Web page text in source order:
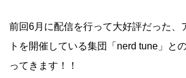
前回6月に配信を行って大好評だった、
トを開催している集団「nerd tune」と
ってきます！！